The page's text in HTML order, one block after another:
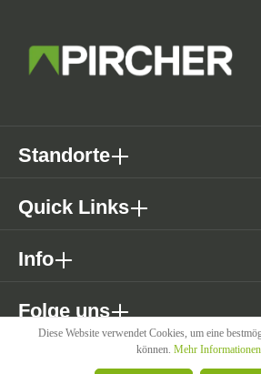
Folge uns
Standorte
Quick Links
Info
Diese Website verwendet Cookies, um eine
können. Mehr